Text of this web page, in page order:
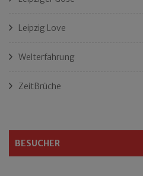
Leipzig Love
Welterfahrung
ZeitBrüche
BESUCHER